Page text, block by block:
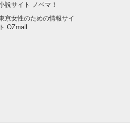
説サイト ノベマ！
京女性のための情報サイ
ト OZmall